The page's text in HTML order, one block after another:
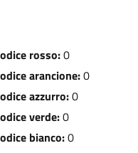
rosso:0
arancione:0
azzurro:0
verde:0
bianco:0